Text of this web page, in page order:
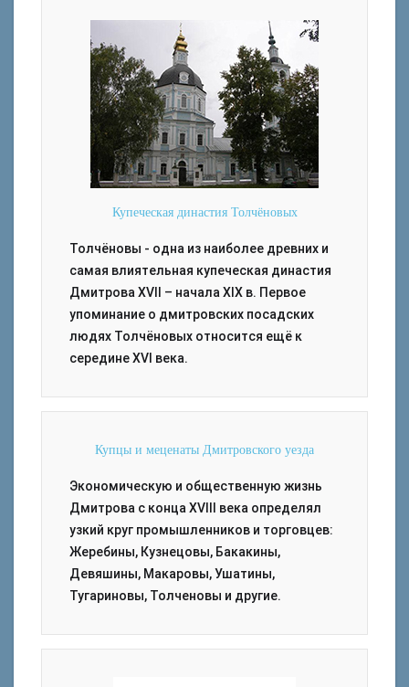
Купеческая династия Толчёновых
Толчёновы - одна из наиболее древних и
самая влиятельная купеческая династия
Дмитрова XVII – начала XIX в. Первое
упоминание о дмитровских посадских
людях Толчёновых относится ещё к
середине XVI века.
Купцы и меценаты Дмитровского уезда
Экономическую и общественную жизнь
Дмитрова с конца XVIII века определял
узкий круг промышленников и торговцев:
Жеребины, Кузнецовы, Бакакины,
Девяшины, Макаровы, Ушатины,
Тугариновы, Толченовы и другие.